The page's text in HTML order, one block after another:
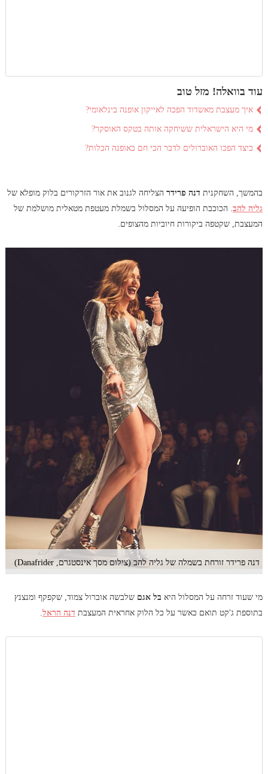
עוד בוואלה! מזל טוב
איך מעצבת מאשדוד הפכה לאייקון אופנה בינלאומי?
מי היא הישראלית ששיחקה אותה בטקס האוסקר?
כיצד הפכו האוברולים לדבר הכי חם באופנה הכלות?
בהמשך, השחקנית דנה פרידרהצליחה לגנוב את אור הזרקורים בלוק מופלא של
גליה להב. הכוכבת הופיעה על המסלול בשמלת מעטפת מטאלית מושלמת של
המעצבת, שקטפה ביקורות חיוביות מהצופים.
דנה פרידר זורחת בשמלה של גליה להב (צילום מסך אינסטגרם, Danafrider)
מי שעוד זרחה על המסלול היא בל אגם שלבשה אוברול צמוד, שקפקף ומנצנץ
בתוספת ג'קט תואם כאשר על כל הלוק אחראית המעצבת דנה הראל.